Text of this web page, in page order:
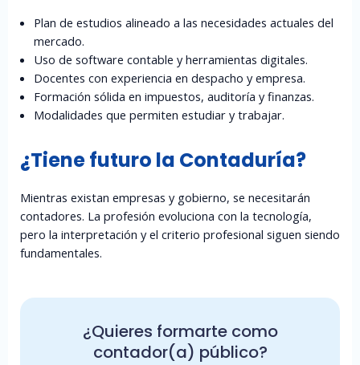
Plan de estudios alineado a las necesidades actuales del
mercado.
Uso de software contable y herramientas digitales.
Docentes con experiencia en despacho y empresa.
Formación sólida en impuestos, auditoría y finanzas.
Modalidades que permiten estudiar y trabajar.
¿Tiene futuro la Contaduría?
Mientras existan empresas y gobierno, se necesitarán
contadores. La profesión evoluciona con la tecnología,
pero la interpretación y el criterio profesional siguen siendo
fundamentales.
¿Quieres formarte como
contador(a) público?